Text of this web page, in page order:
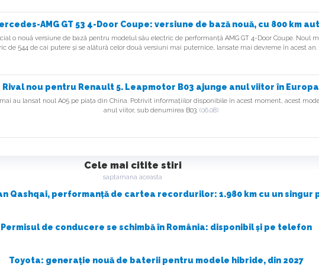
AMG GT 53 4-Door Coupe: versiune de bază nouă, cu 800 km
o nouă versiune de bază pentru modelul său electric de performanță AMG GT 4-Door Coupe. Noul
de 544 de cai putere și se alătură celor două versiuni mai puternice, lansate mai devreme în acest an.
Rival nou pentru Renault 5. Leapmotor B03 ajunge anul viitor în Europa
au lansat noul A05 pe piața din China. Potrivit informațiilor disponibile în acest moment, acest
anul viitor, sub denumirea B03. (06.08)
Cele mai citite stiri
saptamana aceasta
Qashqai, performanță de cartea recordurilor: 1.980 km cu un singur
Permisul de conducere se schimbă în România: disponibil și pe telefon
Toyota: generație nouă de baterii pentru modele hibride, din 2027